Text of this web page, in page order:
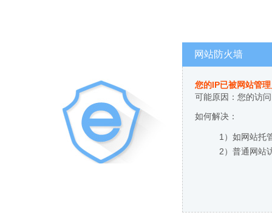
网站防火墙
您的IP已被网站管
可能原因：您的访
如何解决：
1）如网站托
2）普通网站